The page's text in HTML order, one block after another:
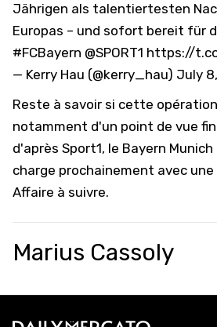
Jährigen als talentiertesten
Europas – und sofort bereit für
#FCBayern @SPORT1 https://
— Kerry Hau (@kerry_hau) July
Reste à savoir si cette
notamment d'un point de vue
d'après Sport1, le Bayern
charge prochainement avec
Affaire à suivre.
Marius Cassoly